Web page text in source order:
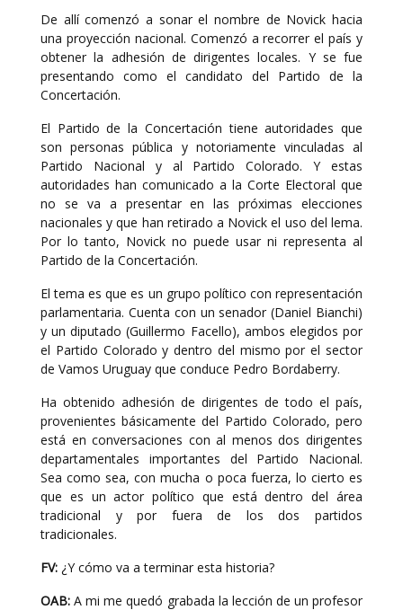
De allí comenzó a sonar el nombre de Novick hacia
una proyección nacional. Comenzó a recorrer el país y
obtener la adhesión de dirigentes locales. Y se fue
presentando como el candidato del Partido de la
Concertación.
El Partido de la Concertación tiene autoridades que
son personas pública y notoriamente vinculadas al
Partido Nacional y al Partido Colorado. Y estas
autoridades han comunicado a la Corte Electoral que
no se va a presentar en las próximas elecciones
nacionales y que han retirado a Novick el uso del lema.
Por lo tanto, Novick no puede usar ni representa al
Partido de la Concertación.
El tema es que es un grupo político con representación
parlamentaria. Cuenta con un senador (Daniel Bianchi)
y un diputado (Guillermo Facello), ambos elegidos por
el Partido Colorado y dentro del mismo por el sector
de Vamos Uruguay que conduce Pedro Bordaberry.
Ha obtenido adhesión de dirigentes de todo el país,
provenientes básicamente del Partido Colorado, pero
está en conversaciones con al menos dos dirigentes
departamentales importantes del Partido Nacional.
Sea como sea, con mucha o poca fuerza, lo cierto es
que es un actor político que está dentro del área
tradicional y por fuera de los dos partidos
tradicionales.
FV: ¿Y cómo va a terminar esta historia?
OAB: A mi me quedó grabada la lección de un profesor